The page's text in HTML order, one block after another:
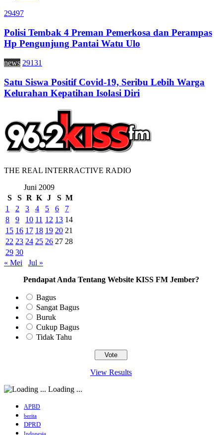
29497
Polisi Tembak 4 Preman Pemerkosa dan Perampas
Hp Pengunjung Pantai Watu Ulo
news 29131
Satu Siswa Positif Covid-19, Seribu Lebih Warga
Kelurahan Kepatihan Isolasi Diri
THE REAL INTERRACTIVE RADIO
Juni 2009
S
S R K J S M
1
2 3 4 5 6
7
8
9 10 11 12 13 14
15 16 17 18 19 20 21
22 23 24 25 26 27 28
29 30
« Mei
Jul »
Pendapat Anda Tentang Website KISS FM Jember?
Bagus
Sangat Bagus
Buruk
Cukup Bagus
Tidak Tahu
View Results
Loading ...
APBD
berita
DPRD
Indonesia